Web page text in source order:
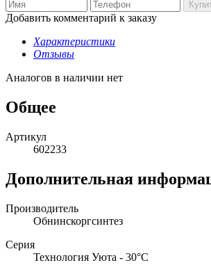
Добавить комментарий к заказу
Характеристики
Отзывы
Аналогов в наличии нет
Общее
Артикул
602233
Дополнительная
Производитель
Обнинскоргсинтез
Серия
Технология Уюта - 30°С